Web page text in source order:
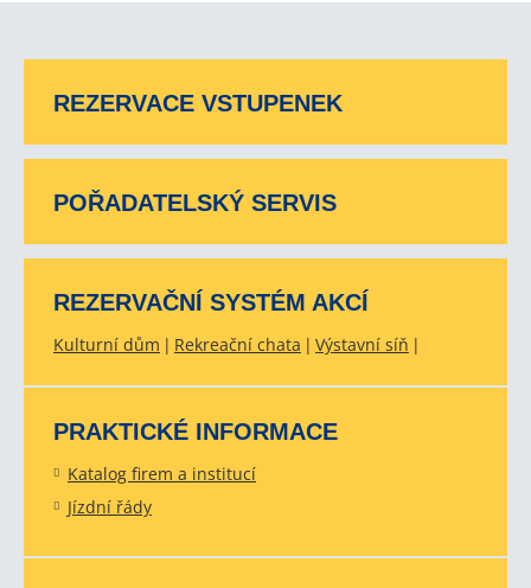
REZERVACE VSTUPENEK
POŘADATELSKÝ SERVIS
REZERVAČNÍ SYSTÉM AKCÍ
Kulturní dům Rekreační chata Výstavní síň
PRAKTICKÉ INFORMACE
Katalog firem a institucí
Jízdní řády